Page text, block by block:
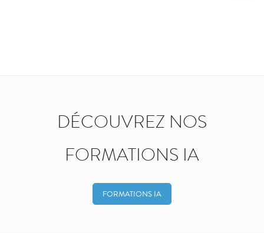
DÉCOUVREZ NOS
FORMATIONS IA
FORMATIONS IA